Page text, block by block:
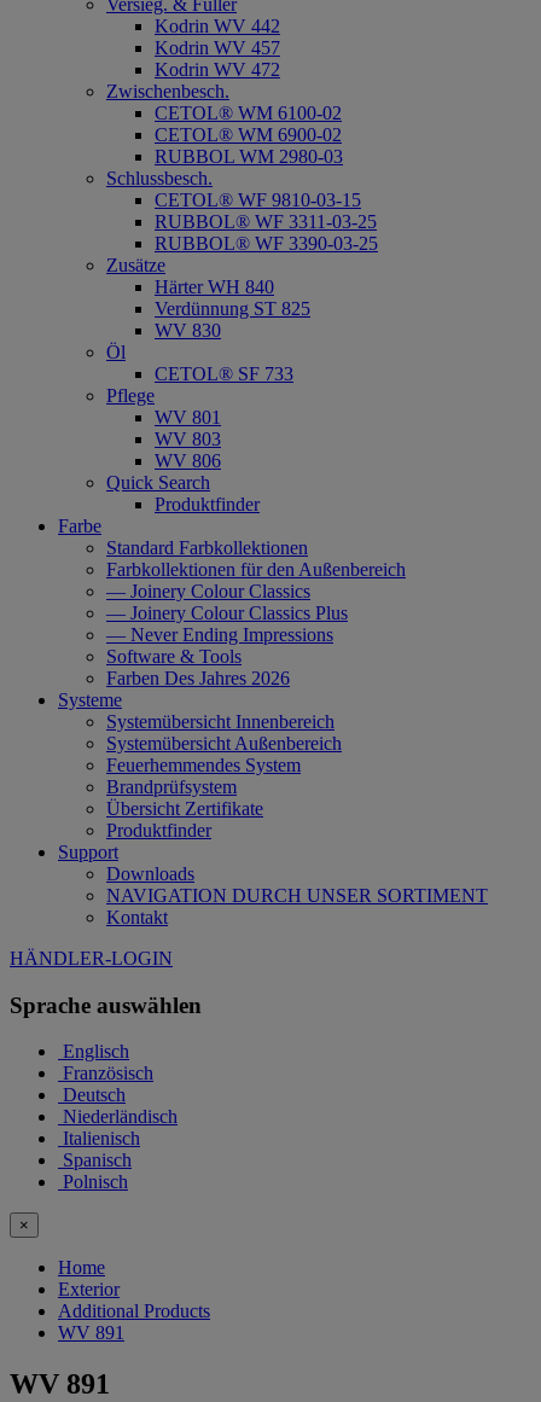
Versieg. & Füller
Kodrin WV 442
Kodrin WV 457
Kodrin WV 472
Zwischenbesch.
CETOL® WM 6100-02
CETOL® WM 6900-02
RUBBOL WM 2980-03
Schlussbesch.
CETOL® WF 9810-03-15
RUBBOL® WF 3311-03-25
RUBBOL® WF 3390-03-25
Zusätze
Härter WH 840
Verdünnung ST 825
WV 830
Öl
CETOL® SF 733
Pflege
WV 801
WV 803
WV 806
Quick Search
Produktfinder
Farbe
Standard Farbkollektionen
Farbkollektionen für den Außenbereich
— Joinery Colour Classics
— Joinery Colour Classics Plus
— Never Ending Impressions
Software & Tools
Farben Des Jahres 2026
Systeme
Systemübersicht Innenbereich
Systemübersicht Außenbereich
Feuerhemmendes System
Brandprüfsystem
Übersicht Zertifikate
Produktfinder
Support
Downloads
NAVIGATION DURCH UNSER SORTIMENT
Kontakt
HÄNDLER-LOGIN
Sprache auswählen
Englisch
Französisch
Deutsch
Niederländisch
Italienisch
Spanisch
Polnisch
×
Home
Exterior
Additional Products
WV 891
WV 891